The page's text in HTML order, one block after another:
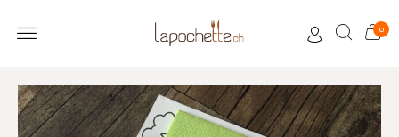
0